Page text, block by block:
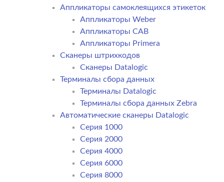
Аппликаторы самоклеящихся этикеток
Аппликаторы Weber
Аппликаторы CAB
Аппликаторы Primera
Сканеры штрихкодов
Сканеры Datalogic
Терминалы сбора данных
Терминалы Datalogic
Терминалы сбора данных Zebra
Автоматические сканеры Datalogic
Серия 1000
Серия 2000
Серия 4000
Серия 6000
Серия 8000